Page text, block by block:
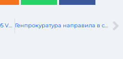
Редкая раллийная Lada 2105 VFTS выставлена ​​на продажу в Германии Генпрокуратура направила в суд дело о неуплате взносов в ФСЗН руководителями сферы такси